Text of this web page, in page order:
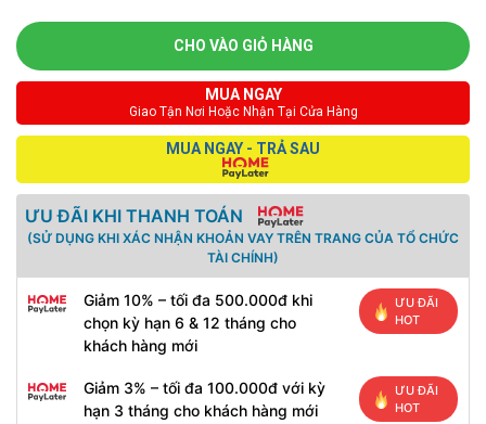
CHO VÀO GIỎ HÀNG
MUA NGAY
Giao Tận Nơi Hoặc Nhận Tại Cửa Hàng
MUA NGAY - TRẢ SAU
ƯU ĐÃI KHI THANH TOÁN
(SỬ DỤNG KHI XÁC NHẬN KHOẢN VAY TRÊN TRANG CỦA TỔ CHỨC
TÀI CHÍNH)
Giảm 10% – tối đa 500.000đ khi
chọn kỳ hạn 6 & 12 tháng cho
khách hàng mới
ƯU ĐÃI
HOT
Giảm 3% – tối đa 100.000đ với kỳ
hạn 3 tháng cho khách hàng mới
ƯU ĐÃI
HOT